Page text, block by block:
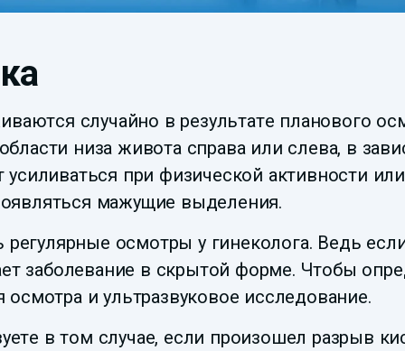
случайно в результате планового
низа живота справа или слева, в
при физической активности
мажущие выделения.
осмотры у гинеколога. Ведь
заболевание в скрытой форме. Чтобы
и ультразвуковое исследование.
в том случае, если произошел разрыв